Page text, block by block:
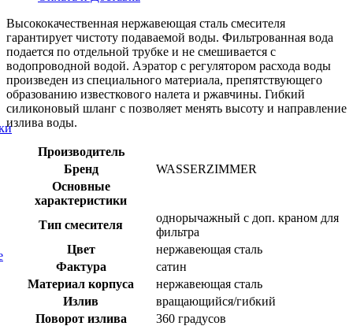
Высококачественная нержавеющая сталь смесителя
гарантирует чистоту подаваемой воды. Фильтрованная вода
подается по отдельной трубке и не смешивается с
водопроводной водой. Аэратор с регулятором расхода воды
произведен из специального материала, препятствующего
образованию известкового налета и ржавчины. Гибкий
силиконовый шланг с позволяет менять высоту и направление
излива воды.
Производитель
Бренд
WASSERZIMMER
Основные
характеристики
Тип смесителя
однорычажный с доп. краном для
фильтра
Цвет
нержавеющая сталь
Фактура
сатин
Материал корпуса
нержавеющая сталь
Излив
вращающийся/гибкий
Поворот излива
360 градусов